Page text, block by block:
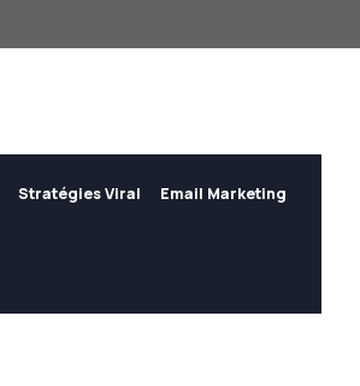
Stratégies Viral Email Marketing